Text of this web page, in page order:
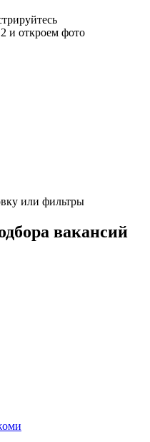
и откроем фото
или фильтры
вакансий